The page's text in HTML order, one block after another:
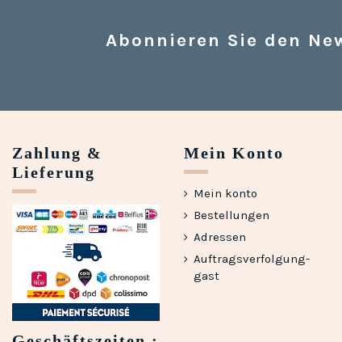
Abonnieren Sie den
Zahlung &
Lieferung
Mein Konto
Mein konto
Bestellungen
Adressen
Auftragsverfolgung-
gast